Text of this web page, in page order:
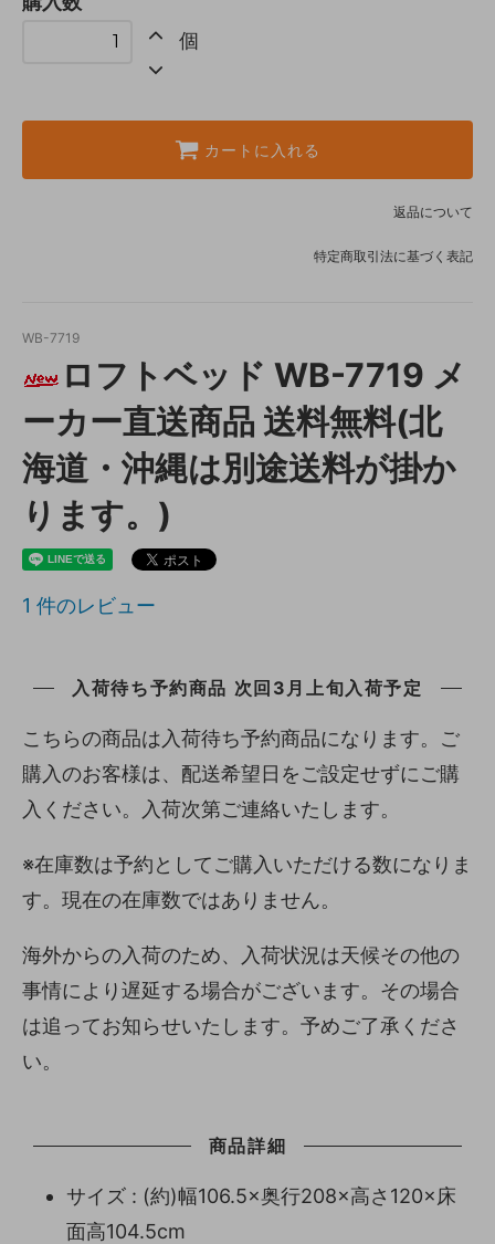
個
カートに入れる
返品について
特定商取引法に基づく表記
WB-7719
ロフトベッド WB-7719 メ
ーカー直送商品 送料無料(北
海道・沖縄は別途送料が掛か
ります。)
1 件のレビュー
入荷待ち予約商品 次回3月上旬入荷予定
こちらの商品は入荷待ち予約商品になります。ご
購入のお客様は、配送希望日をご設定せずにご購
入ください。入荷次第ご連絡いたします。
※在庫数は予約としてご購入いただける数になりま
す。現在の在庫数ではありません。
海外からの入荷のため、入荷状況は天候その他の
事情により遅延する場合がございます。その場合
は追ってお知らせいたします。予めご了承くださ
い。
商品詳細
サイズ : (約)幅106.5×奥行208×高さ120×床
面高104.5cm